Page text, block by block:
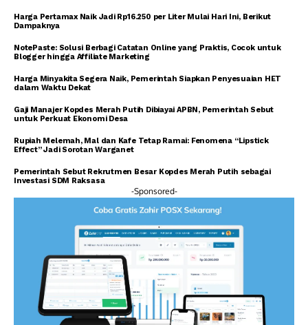
Harga Pertamax Naik Jadi Rp16.250 per Liter Mulai Hari Ini, Berikut
Dampaknya
NotePaste: Solusi Berbagi Catatan Online yang Praktis, Cocok untuk
Blogger hingga Affiliate Marketing
Harga Minyakita Segera Naik, Pemerintah Siapkan Penyesuaian HET
dalam Waktu Dekat
Gaji Manajer Kopdes Merah Putih Dibiayai APBN, Pemerintah Sebut
untuk Perkuat Ekonomi Desa
Rupiah Melemah, Mal dan Kafe Tetap Ramai: Fenomena “Lipstick
Effect” Jadi Sorotan Warganet
Pemerintah Sebut Rekrutmen Besar Kopdes Merah Putih sebagai
Investasi SDM Raksasa
-Sponsored-